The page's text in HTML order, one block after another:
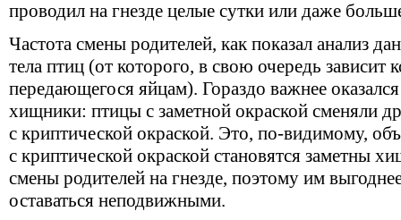
проводил на гнезде целые сутки или даже
Частота смены родителей, как показал анализ
тела птиц (от которого, в свою очередь зависит
передающегося яйцам). Гораздо важнее
хищники: птицы с заметной окраской сменяли
с криптической окраской. Это, по-видимому,
с криптической окраской становятся заметны
смены родителей на гнезде, поэтому им
оставаться неподвижными.